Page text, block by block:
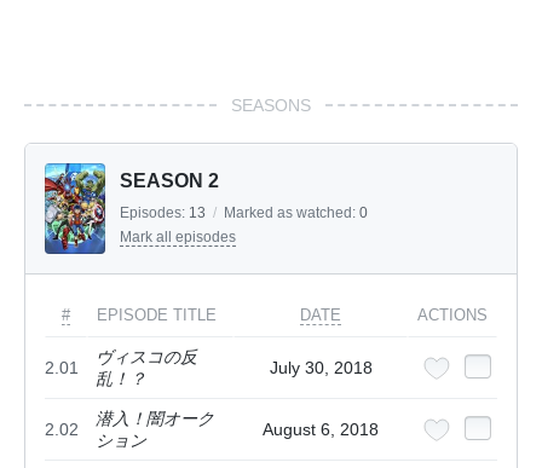
SEASONS
SEASON 2
Episodes: 13 / Marked as watched: 0
Mark all episodes
# EPISODE TITLE DATE ACTIONS
2.01
ヴィスコの反
乱！？
July 30, 2018
2.02
潜入！闇オーク
ション
August 6, 2018